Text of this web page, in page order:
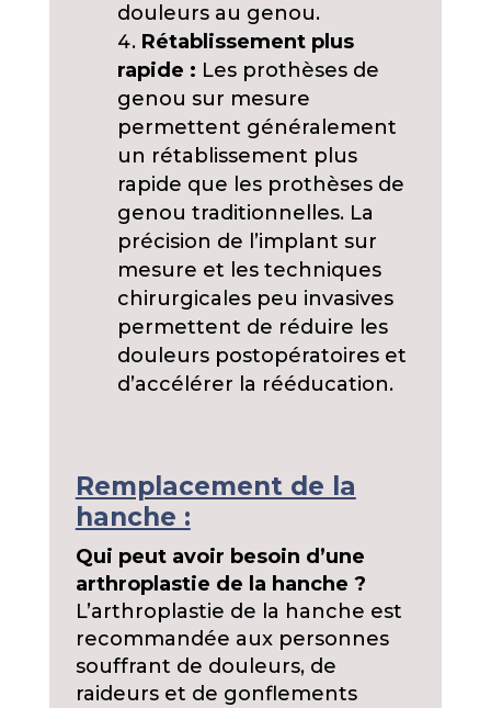
douleurs au genou.
Rétablissement plus
rapide : Les prothèses de
genou sur mesure
permettent généralement
un rétablissement plus
rapide que les prothèses de
genou traditionnelles. La
précision de l’implant sur
mesure et les techniques
chirurgicales peu invasives
permettent de réduire les
douleurs postopératoires et
d’accélérer la rééducation.
Remplacement de la
hanche :
Qui peut avoir besoin d’une
arthroplastie de la hanche ?
L’arthroplastie de la hanche est
recommandée aux personnes
souffrant de douleurs, de
raideurs et de gonflements